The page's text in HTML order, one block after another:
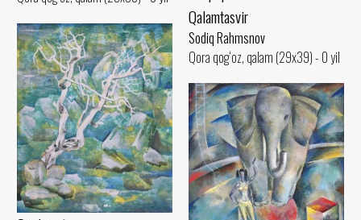
Qalamtasvir
Sodiq Rahmsnov
Qora qog‘oz, qalam (29x39) - 0 yil